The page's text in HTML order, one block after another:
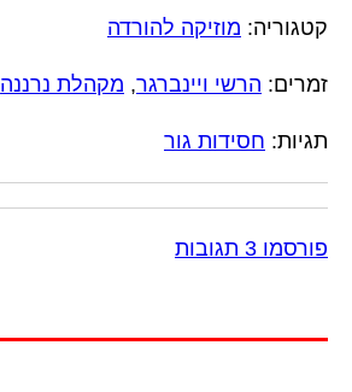
קטגוריה: מוזיקה להורדה
זמרים: הרשי ויינברגר, מקהלת נרננה
תגיות: חסידות גור
פורסמו 3 תגובות